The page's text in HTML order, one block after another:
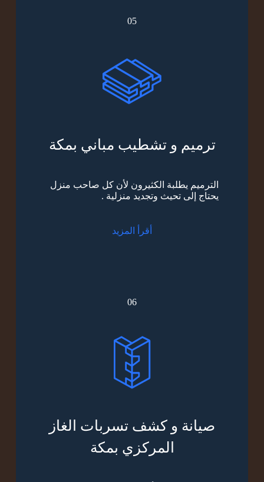
05
ترميم و تشطيب مباني بمكة
الترميم يطلبة الكثيرون لأن كل صاحب منزل
يحتاج إلى تحيث وتجديد منزلية .
أقرأ المزيد
06
صيانة و كشف تسربات الغاز
المركزي بمكة